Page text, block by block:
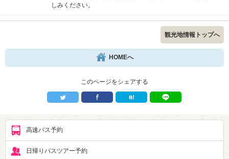
しみください。
観光地情報トップへ
HOMEへ
このページをシェアする
高速バス予約
日帰りバスツアー予約